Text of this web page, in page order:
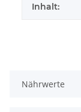
Inhalt:
Nährwerte